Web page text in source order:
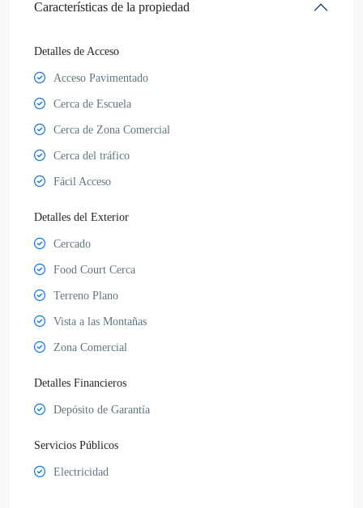
Características de la propiedad
Detalles de Acceso
Acceso Pavimentado
Cerca de Escuela
Cerca de Zona Comercial
Cerca del tráfico
Fácil Acceso
Detalles del Exterior
Cercado
Food Court Cerca
Terreno Plano
Vista a las Montañas
Zona Comercial
Detalles Financieros
Depósito de Garantía
Servicios Públicos
Electricidad